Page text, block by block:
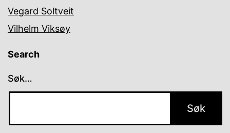
Vegard Soltveit
Vilhelm Viksøy
Search
Søk…